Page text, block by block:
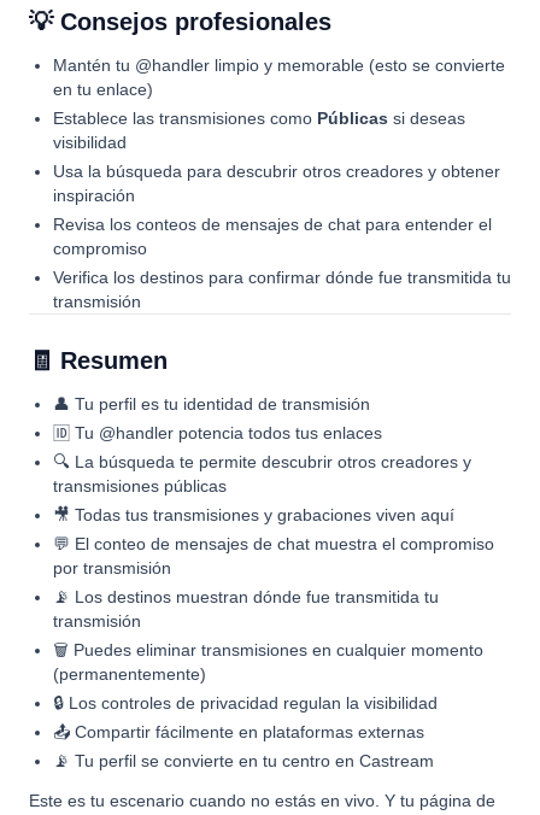
💡 Consejos profesionales
Mantén tu @handler limpio y memorable (esto se convierte
en tu enlace)
Establece las transmisiones como Públicas si deseas
visibilidad
Usa la búsqueda para descubrir otros creadores y obtener
inspiración
Revisa los conteos de mensajes de chat para entender el
compromiso
Verifica los destinos para confirmar dónde fue transmitida tu
transmisión
🧾 Resumen
👤 Tu perfil es tu identidad de transmisión
🆔 Tu @handler potencia todos tus enlaces
🔍 La búsqueda te permite descubrir otros creadores y
transmisiones públicas
🎥 Todas tus transmisiones y grabaciones viven aquí
💬 El conteo de mensajes de chat muestra el compromiso
por transmisión
📡 Los destinos muestran dónde fue transmitida tu
transmisión
🗑 Puedes eliminar transmisiones en cualquier momento
(permanentemente)
🔒 Los controles de privacidad regulan la visibilidad
📤 Compartir fácilmente en plataformas externas
📡 Tu perfil se convierte en tu centro en Castream
Este es tu escenario cuando no estás en vivo. Y tu página de